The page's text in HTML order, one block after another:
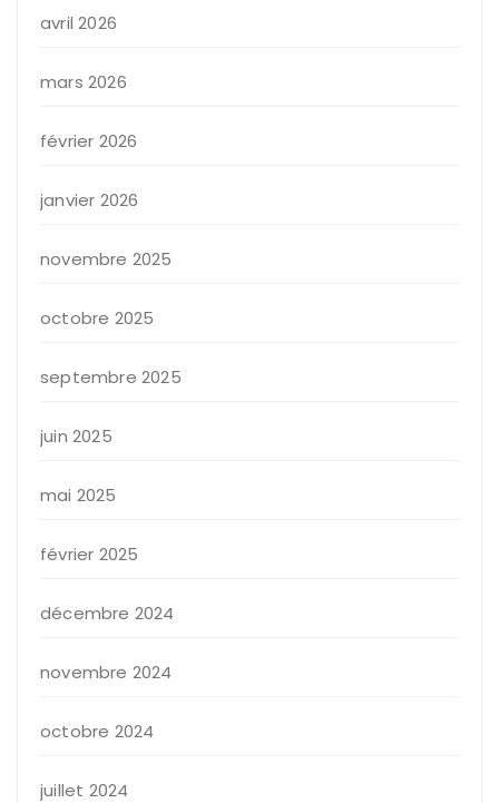
avril 2026
mars 2026
février 2026
janvier 2026
novembre 2025
octobre 2025
septembre 2025
juin 2025
mai 2025
février 2025
décembre 2024
novembre 2024
octobre 2024
juillet 2024